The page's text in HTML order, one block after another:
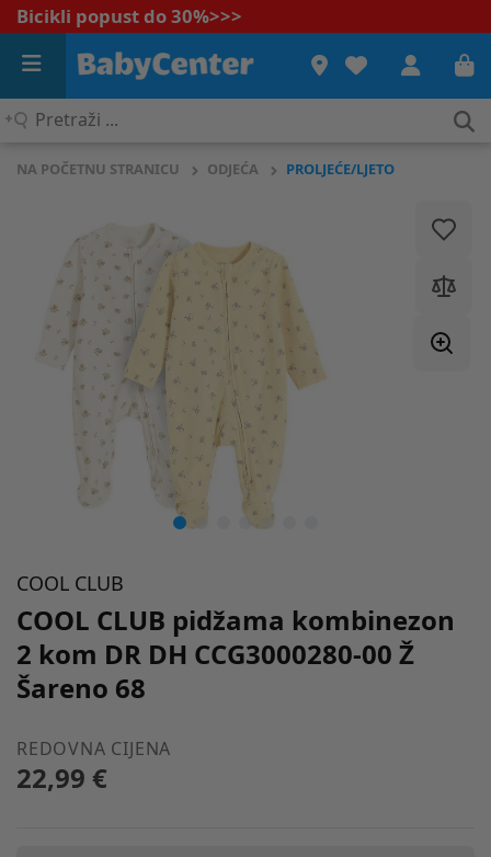
Bicikli popust do 30%>>>
Pretraži
NA POČETNU STRANICU ODJEĆA PROLJEĆE/LJETO
COOL CLUB
COOL CLUB pidžama kombinezon
2 kom DR DH CCG3000280-00 Ž
Šareno 68
REDOVNA CIJENA
22,99 €